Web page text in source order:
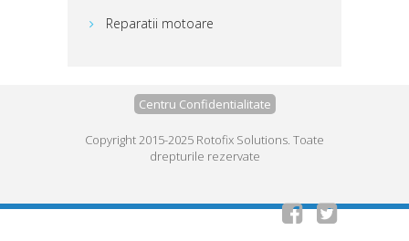
Reparatii motoare
Centru Confidentialitate
Copyright 2015-2025 Rotofix Solutions. Toate
drepturile rezervate
 